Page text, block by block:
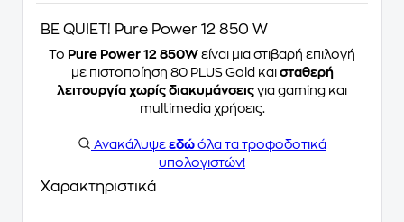
BE QUIET! Pure Power 12 850 W
Το Pure Power 12 850W είναι μια στιβαρή επιλογή
με πιστοποίηση 80 PLUS Gold και σταθερή
λειτουργία χωρίς διακυμάνσεις για gaming και
multimedia χρήσεις.
Ανακάλυψε εδώ όλα τα τροφοδοτικά
υπολογιστών!
Χαρακτηριστικά